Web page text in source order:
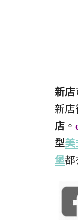
新店
新店
店 。
型美
堡都